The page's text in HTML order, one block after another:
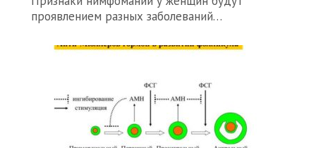
проявлением разных заболеваний…